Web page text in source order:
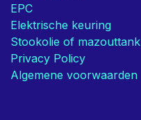
EPC
Elektrische keuring
Stookolie of mazouttank
Privacy Policy
Algemene voorwaarden